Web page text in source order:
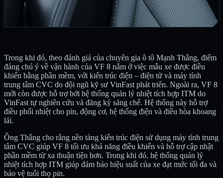
Trong khi đó, theo đánh giá của chuyên gia ô tô Mạnh Thắng, điểm
đáng chú ý về vận hành của VF 8 nằm ở việc mẫu xe được điều
khiển bằng phần mềm, với kiến trúc điện – điện tử và máy tính
trung tâm CVC do đội ngũ kỹ sư VinFast phát triển. Ngoài ra, VF 8
mới còn được hỗ trợ bởi hệ thống quản lý nhiệt tích hợp ITM do
VinFast tự nghiên cứu và đăng ký sáng chế. Hệ thống này hỗ trợ
điều phối nhiệt cho pin, động cơ, hệ thống điện và điều hòa khoang
lái.
Ông Thắng cho rằng nền tảng kiến trúc điện sử dụng máy tính trung
tâm CVC giúp VF 8 tối ưu khả năng điều khiển và hỗ trợ cập nhật
phần mềm từ xa thuận tiện hơn. Trong khi đó, hệ thống quản lý
nhiệt tích hợp ITM giúp đảm bảo hiệu suất của xe đạt mức tối đa và
bảo vệ tuổi thọ pin.